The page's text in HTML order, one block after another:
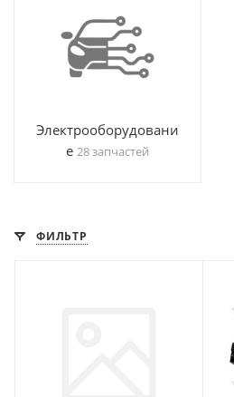
Электрооборудовани
е 28 запчастей
ФИЛЬТР